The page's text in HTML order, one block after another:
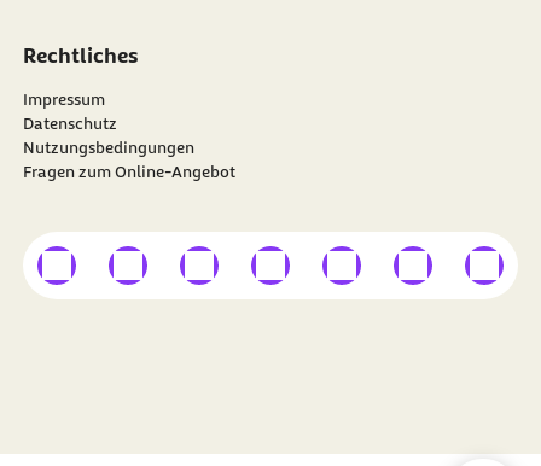
Rechtliches
Impressum
Datenschutz
Nutzungsbedingungen
Fragen zum Online-Angebot
Besuchen Sie dieBARMER auf
externer Linkexterner Linkexterner Linkexterner Linkexterner Linkexterner Link